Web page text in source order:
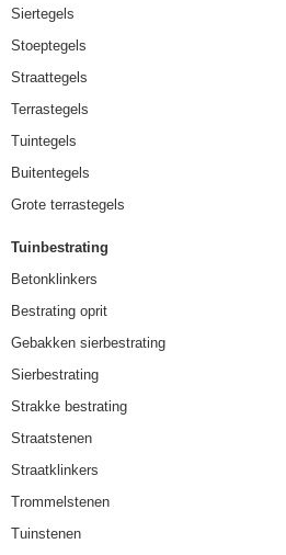
Siertegels
Stoeptegels
Straattegels
Terrastegels
Tuintegels
Buitentegels
Grote terrastegels
Tuinbestrating
Betonklinkers
Bestrating oprit
Gebakken sierbestrating
Sierbestrating
Strakke bestrating
Straatstenen
Straatklinkers
Trommelstenen
Tuinstenen